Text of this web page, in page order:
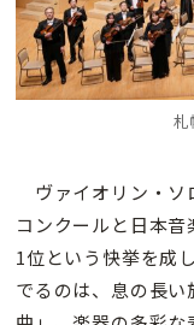
札
ヴァイオリン・ソ
コンクールと日本
1位という快挙を成
でるのは、息の長